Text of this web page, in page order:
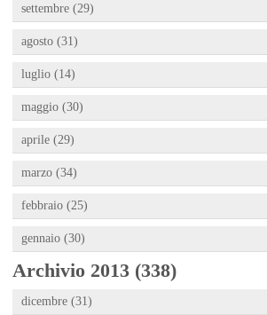
settembre (29)
agosto (31)
luglio (14)
maggio (30)
aprile (29)
marzo (34)
febbraio (25)
gennaio (30)
Archivio 2013 (338)
dicembre (31)